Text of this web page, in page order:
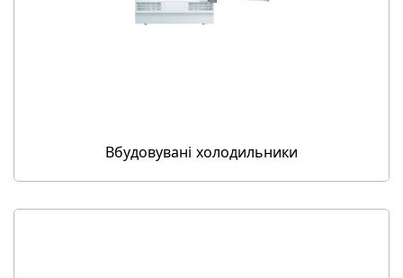
Вбудовувані холодильники